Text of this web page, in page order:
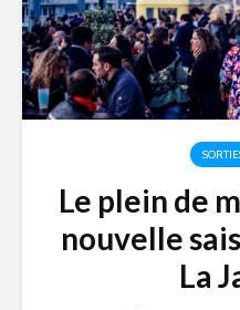
Le plein de
nouvelle
La